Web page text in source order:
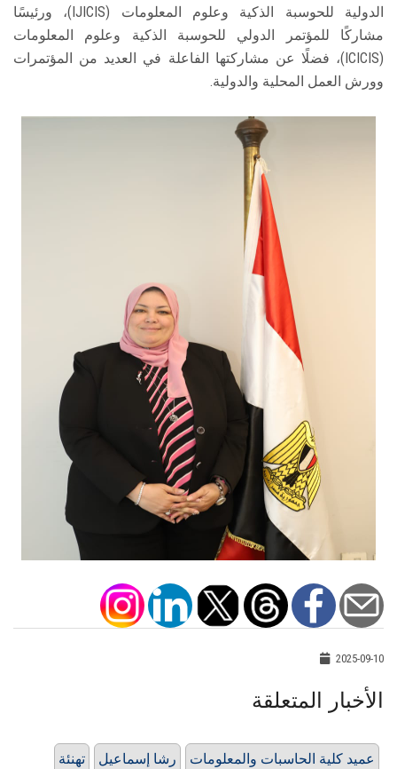
الدولية للحوسبة الذكية وعلوم المعلومات (IJICIS)، ورئيسًا
مشاركًا للمؤتمر الدولي للحوسبة الذكية وعلوم المعلومات
(ICICIS)، فضلًا عن مشاركتها الفاعلة في العديد من المؤتمرات
وورش العمل المحلية والدولية.
2025-09-10
الأخبار المتعلقة
تهنئة رشا إسماعيل عميد كلية الحاسبات والمعلومات